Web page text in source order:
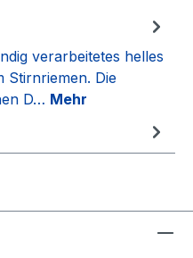
verarbeitetes helles
Stirnriemen. Die
D… Mehr